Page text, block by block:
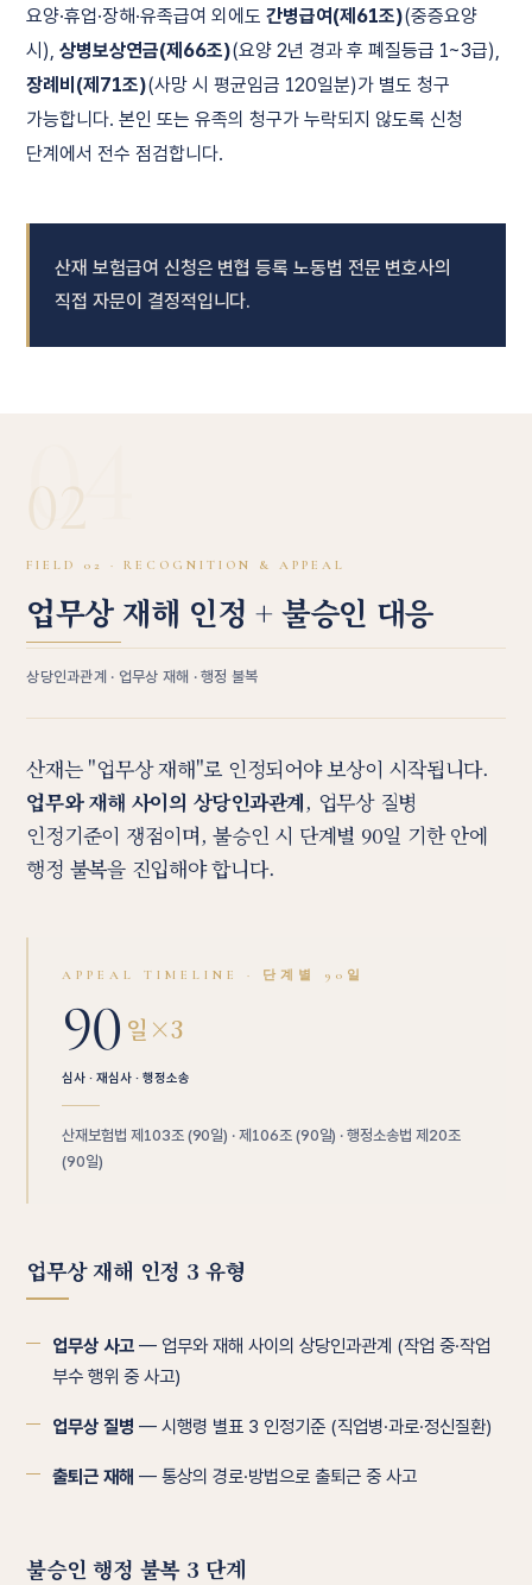
요양·휴업·장해·유족급여 외에도간병급여(제61조)(중증요양
시),상병보상연금(제66조)(요양 2년 경과 후 폐질등급 1~3급),
장례비(제71조)(사망 시 평균임금 120일분)가 별도 청구
가능합니다. 본인 또는 유족의 청구가 누락되지 않도록 신청
단계에서 전수 점검합니다.
산재 보험급여 신청은 변협 등록 노동법 전문 변호사의
직접 자문이 결정적입니다.
04
02
FIELD 02 · RECOGNITION & APPEAL
업무상 재해 인정 + 불승인 대응
상당인과관계 · 업무상 재해 · 행정 불복
산재는 "업무상 재해"로 인정되어야 보상이 시작됩니다.
업무와 재해 사이의 상당인과관계, 업무상 질병
인정기준이 쟁점이며, 불승인 시 단계별 90일 기한 안에
행정 불복을 진입해야 합니다.
APPEAL TIMELINE · 단계별 90일
90 일×3
심사 · 재심사 · 행정소송
산재보험법 제103조 (90일) · 제106조 (90일) · 행정소송법 제20조
(90일)
업무상 재해 인정 3 유형
업무상 사고 — 업무와 재해 사이의 상당인과관계 (작업 중·작업
부수 행위 중 사고)
업무상 질병 — 시행령 별표 3 인정기준 (직업병·과로·정신질환)
출퇴근 재해 — 통상의 경로·방법으로 출퇴근 중 사고
불승인 행정 불복 3 단계